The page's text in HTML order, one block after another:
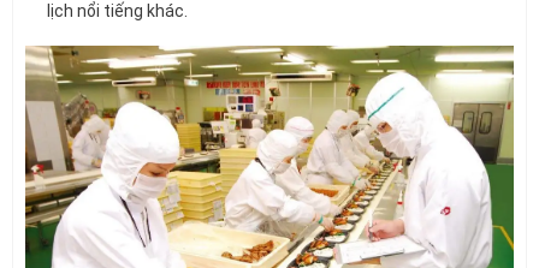
lịch nổi tiếng khác.